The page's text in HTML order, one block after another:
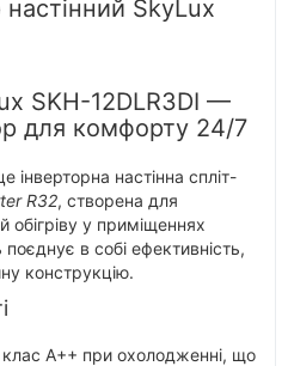
SkyLux
SKH-12DLR3DI —
для комфорту 24/7
інверторна настінна спліт-
R32, створена для
обігріву у приміщеннях
в собі ефективність,
конструкцію.
клас A++ при охолодженні, що